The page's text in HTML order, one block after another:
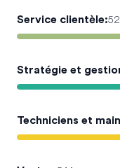
Service clientèle:
Stratégie et
Techniciens et